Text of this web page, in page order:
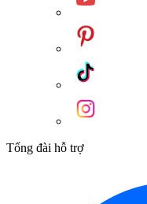
Tổng đài hỗ trợ